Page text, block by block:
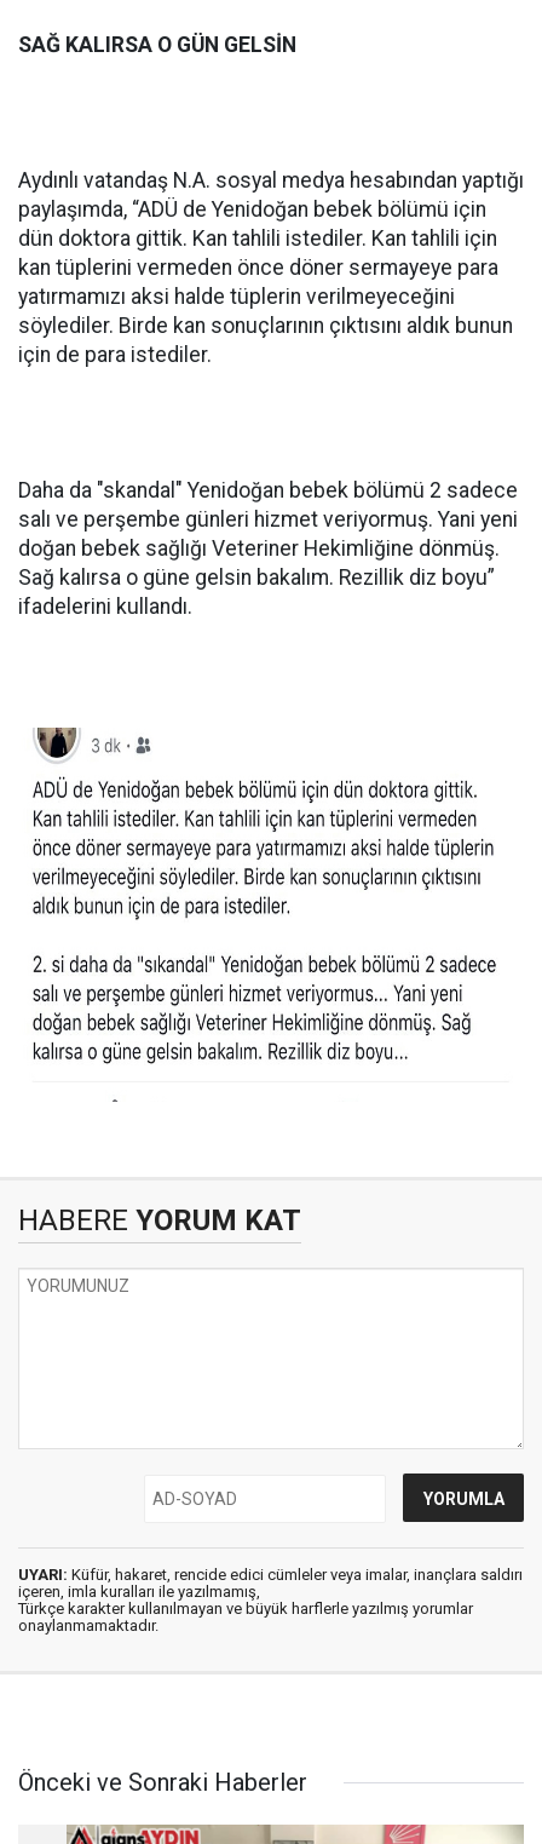
SAĞ KALIRSA O GÜN GELSİN
Aydınlı vatandaş N.A. sosyal medya hesabından yaptığı
paylaşımda, “ADÜ de Yenidoğan bebek bölümü için
dün doktora gittik. Kan tahlili istediler. Kan tahlili için
kan tüplerini vermeden önce döner sermayeye para
yatırmamızı aksi halde tüplerin verilmeyeceğini
söylediler. Birde kan sonuçlarının çıktısını aldık bunun
için de para istediler.
Daha da "skandal" Yenidoğan bebek bölümü 2 sadece
salı ve perşembe günleri hizmet veriyormuş. Yani yeni
doğan bebek sağlığı Veteriner Hekimliğine dönmüş.
Sağ kalırsa o güne gelsin bakalım. Rezillik diz boyu”
ifadelerini kullandı.
HABERE YORUM KAT
UYARI: Küfür, hakaret, rencide edici cümleler veya imalar, inançlara saldırı
içeren, imla kuralları ile yazılmamış,
Türkçe karakter kullanılmayan ve büyük harflerle yazılmış yorumlar
onaylanmamaktadır.
Önceki ve Sonraki Haberler